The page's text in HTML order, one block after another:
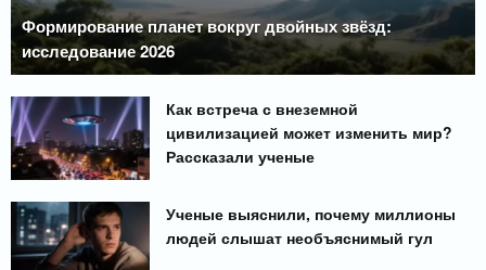
Формирование планет вокруг двойных звёзд:
исследование 2026
Как встреча с внеземной
цивилизацией может изменить мир?
Рассказали ученые
Ученые выяснили, почему миллионы
людей слышат необъяснимый гул